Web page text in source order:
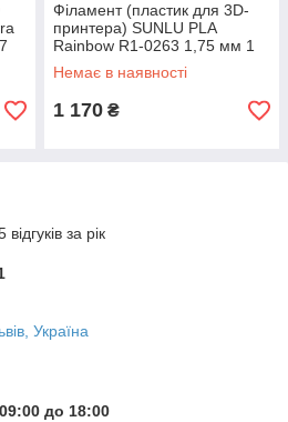
Філамент (пластик для 3D-
принтера) SUNLU PLA
Rainbow R1-0263 1,75 мм 1
кг
Немає в наявності
1 170 ₴
за рік
Україна
до 18:00